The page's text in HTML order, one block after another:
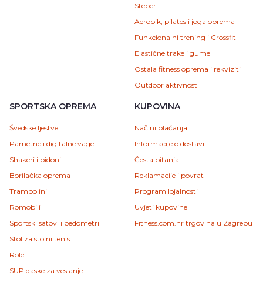
Steperi
Aerobik, pilates i joga oprema
Funkcionalni trening i Crossfit
Elastične trake i gume
Ostala fitness oprema i rekviziti
Outdoor aktivnosti
SPORTSKA OPREMA
Švedske ljestve
Pametne i digitalne vage
Shakeri i bidoni
Borilačka oprema
Trampolini
Romobili
Sportski satovi i pedometri
Stol za stolni tenis
Role
SUP daske za veslanje
KUPOVINA
Načini plaćanja
Informacije o dostavi
Česta pitanja
Reklamacije i povrat
Program lojalnosti
Uvjeti kupovine
Fitness.com.hr trgovina u Zagrebu